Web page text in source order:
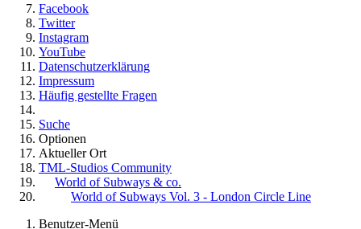
Facebook
Twitter
Instagram
YouTube
Datenschutzerklärung
Impressum
Häufig gestellte Fragen
Suche
Optionen
Aktueller Ort
TML-Studios Community
World of Subways & co.
World of Subways Vol. 3 - London Circle Line
Benutzer-Menü